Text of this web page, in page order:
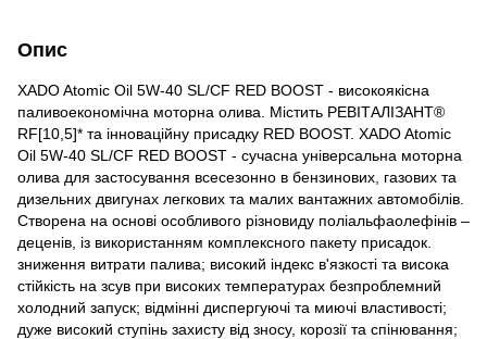
Опис
XADO Atomic Oil 5W-40 SL/CF RED BOOST - високоякісна
паливоекономічна моторна олива. Містить РЕВІТАЛІЗАНТ®
RF[10,5]* та інноваційну присадку RED BOOST. XADO Atomic
Oil 5W-40 SL/CF RED BOOST - сучасна універсальна моторна
олива для застосування всесезонно в бензинових, газових та
дизельних двигунах легкових та малих вантажних автомобілів.
Створена на основі особливого різновиду поліальфаолефінів –
деценів, із використанням комплексного пакету присадок.
зниження витрати палива; високий індекс в'язкості та висока
стійкість на зсув при високих температурах безпроблемний
холодний запуск; відмінні диспергуючі та миючі властивості;
дуже високий ступінь захисту від зносу, корозії та спінювання;